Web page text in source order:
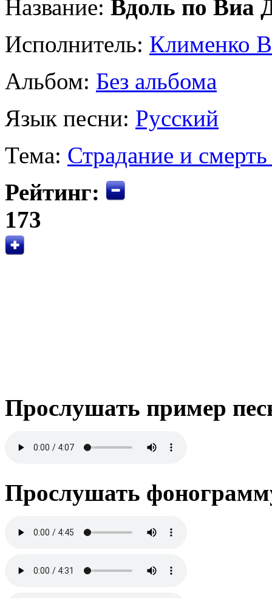
Название: Вдоль по Виа
Исполнитель: Клименко
Альбом: Без альбома
Язык песни: Русский
Тема: Страдание и
Рейтинг:
173
Прослушать пример
Прослушать